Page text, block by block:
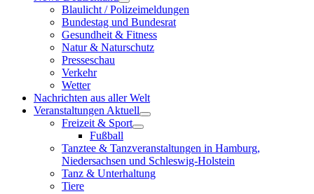
Blaulicht / Polizeimeldungen
Bundestag und Bundesrat
Gesundheit & Fitness
Natur & Naturschutz
Presseschau
Verkehr
Wetter
Nachrichten aus aller Welt
Veranstaltungen Aktuell
Freizeit & Sport
Fußball
Tanztee & Tanzveranstaltungen in Hamburg,
Niedersachsen und Schleswig-Holstein
Tanz & Unterhaltung
Tiere